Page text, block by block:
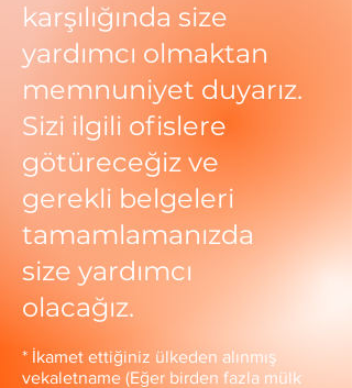
karşılığında size
yardımcı olmaktan
memnuniyet duyarız.
Sizi ilgili ofislere
götüreceğiz ve
gerekli belgeleri
tamamlamanızda
size yardımcı
olacağız.
* İkamet ettiğiniz ülkeden alınmış
vekaletname (Eğer birden fazla mülk